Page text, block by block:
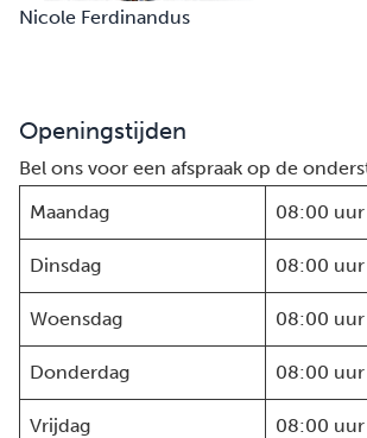
Nicole Ferdinandus
Openingstijden
Bel ons voor een afspraak op de
Maandag
08:00
Dinsdag 08:00
Woensdag 08:00
Donderdag 08:00
Vrijdag 08:00